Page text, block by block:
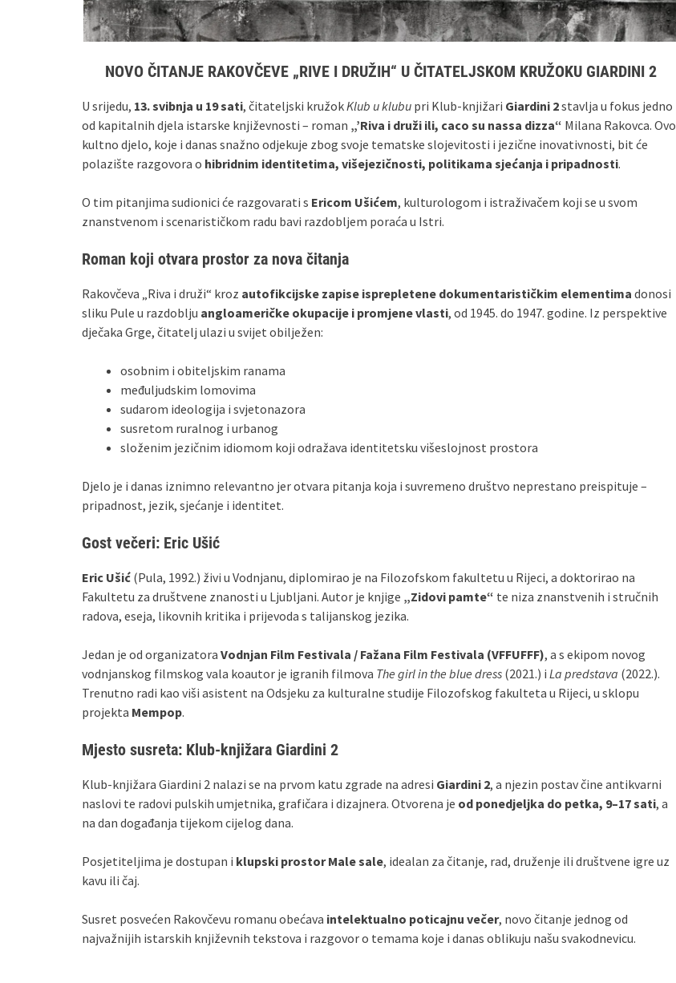
NOVO ČITANJE RAKOVČEVE „RIVE I DRUŽIH“ U ČITATELJSKOM KRUŽOKU GIARDINI 2
U srijedu, 13. svibnja u 19 sati, čitateljski kružokKlub u klubu pri Klub‑knjižari Giardini 2stavlja u fokus jedno
od kapitalnih djela istarske književnosti – roman „’Riva i druži ili, caco su nassa dizza“ Milana Rakovca. Ovo
kultno djelo, koje i danas snažno odjekuje zbog svoje tematske slojevitosti i jezične inovativnosti, bit će
polazište razgovora o hibridnim identitetima, višejezičnosti, politikama sjećanja i pripadnosti.
O tim pitanjima sudionici će razgovarati s Ericom Ušićem, kulturologom i istraživačem koji se u svom
znanstvenom i scenarističkom radu bavi razdobljem poraća u Istri.
Roman koji otvara prostor za nova čitanja
Rakovčeva „Riva i druži“ kroz autofikcijske zapise isprepletene dokumentarističkim elementima donosi
sliku Pule u razdoblju angloameričke okupacije i promjene vlasti, od 1945. do 1947. godine. Iz perspektive
dječaka Grge, čitatelj ulazi u svijet obilježen:
osobnim i obiteljskim ranama
međuljudskim lomovima
sudarom ideologija i svjetonazora
susretom ruralnog i urbanog
složenim jezičnim idiomom koji odražava identitetsku višeslojnost prostora
Djelo je i danas iznimno relevantno jer otvara pitanja koja i suvremeno društvo neprestano preispituje –
pripadnost, jezik, sjećanje i identitet.
Gost večeri: Eric Ušić
Eric Ušić (Pula, 1992.) živi u Vodnjanu, diplomirao je na Filozofskom fakultetu u Rijeci, a doktorirao na
Fakultetu za društvene znanosti u Ljubljani. Autor je knjige „Zidovi pamte“ te niza znanstvenih i stručnih
radova, eseja, likovnih kritika i prijevoda s talijanskog jezika.
Jedan je od organizatora Vodnjan Film Festivala / Fažana Film Festivala (VFFUFFF), a s ekipom novog
vodnjanskog filmskog vala koautor je igranih filmova The girl in the blue dress (2021.) i La predstava (2022.).
Trenutno radi kao viši asistent na Odsjeku za kulturalne studije Filozofskog fakulteta u Rijeci, u sklopu
projekta Mempop.
Mjesto susreta: Klub‑knjižara Giardini 2
Klub‑knjižara Giardini 2 nalazi se na prvom katu zgrade na adresi Giardini 2, a njezin postav čine antikvarni
naslovi te radovi pulskih umjetnika, grafičara i dizajnera. Otvorena je od ponedjeljka do petka, 9–17 sati, a
na dan događanja tijekom cijelog dana.
Posjetiteljima je dostupan i klupski prostor Male sale, idealan za čitanje, rad, druženje ili društvene igre uz
kavu ili čaj.
Susret posvećen Rakovčevu romanu obećava intelektualno poticajnu večer, novo čitanje jednog od
najvažnijih istarskih književnih tekstova i razgovor o temama koje i danas oblikuju našu svakodnevicu.